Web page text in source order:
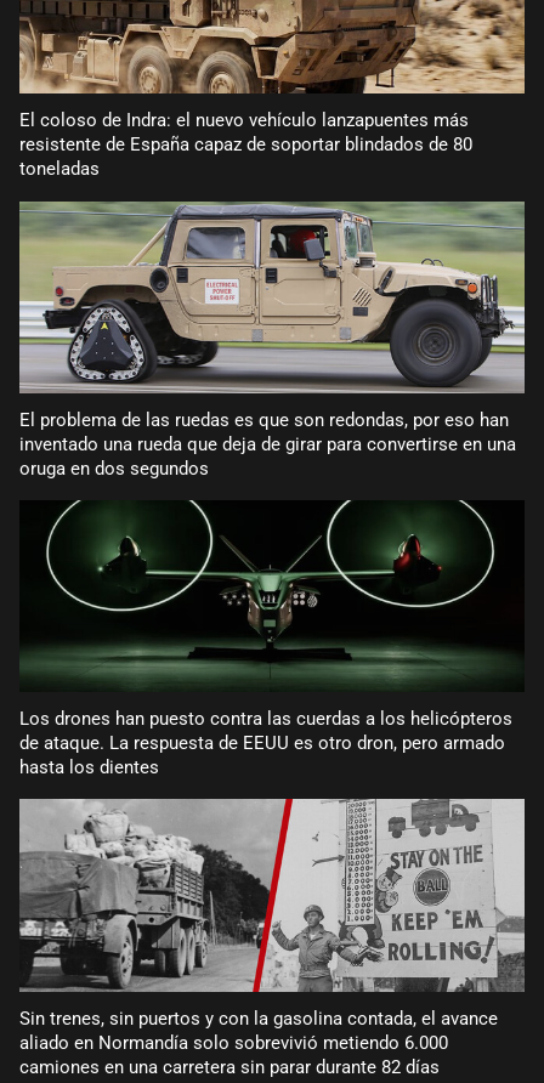
El coloso de Indra: el nuevo vehículo lanzapuentes más
resistente de España capaz de soportar blindados de 80
toneladas
El problema de las ruedas es que son redondas, por eso han
inventado una rueda que deja de girar para convertirse en una
oruga en dos segundos
Los drones han puesto contra las cuerdas a los helicópteros
de ataque. La respuesta de EEUU es otro dron, pero armado
hasta los dientes
Sin trenes, sin puertos y con la gasolina contada, el avance
aliado en Normandía solo sobrevivió metiendo 6.000
camiones en una carretera sin parar durante 82 días